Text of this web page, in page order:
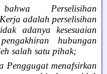
Perselisihan
adalah perselisihan
adanya kesesuaian
hubungan
salah satu pihak;
Penggugat menafsirkan